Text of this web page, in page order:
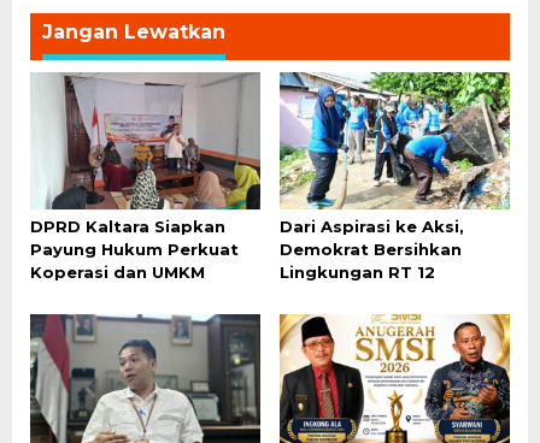
Jangan Lewatkan
DPRD Kaltara Siapkan
Payung Hukum Perkuat
Koperasi dan UMKM
Dari Aspirasi ke Aksi,
Demokrat Bersihkan
Lingkungan RT 12